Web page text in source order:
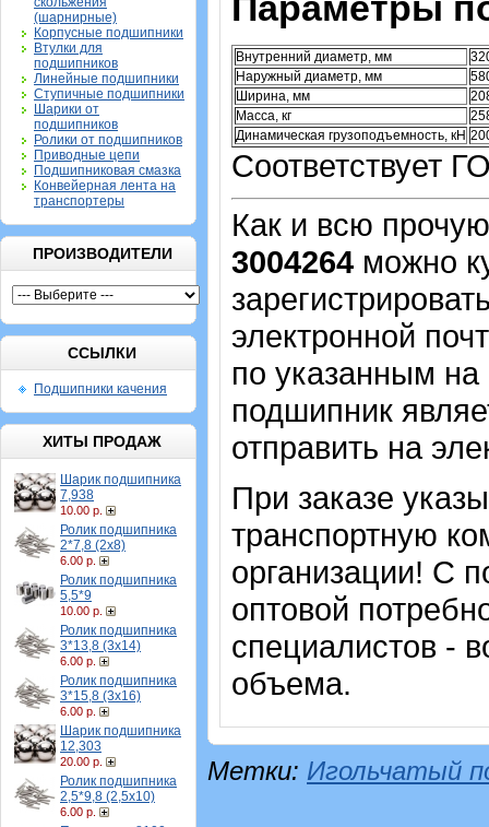
(шарнирные)
Корпусные подшипники
Втулки для
подшипников
Линейные подшипники
Ступичные подшипники
Шарики от
подшипников
Ролики от подшипников
Приводные цепи
Подшипниковая смазка
Конвейерная лента на
транспортеры
ПРОИЗВОДИТЕЛИ
ССЫЛКИ
Подшипники качения
ХИТЫ ПРОДАЖ
Шарик подшипника
7,938
10.00 р.
Ролик подшипника
2*7,8 (2х8)
6.00 р.
Ролик подшипника
5,5*9
10.00 р.
Ролик подшипника
3*13,8 (3х14)
6.00 р.
Ролик подшипника
3*15,8 (3х16)
6.00 р.
Шарик подшипника
12,303
20.00 р.
Ролик подшипника
2,5*9,8 (2,5х10)
6.00 р.
Внутренний диаметр, мм
Наружный диаметр, мм
Ширина, мм
Масса, кг
Динамическая грузоподъемность, кН
Соответствует
Как и всю
3004264 можно
электронной
по указанным
подшипник
отправить на
При заказе
транспортную
организации! С
оптовой
специалистов -
объема.
Метки: Игольчатый